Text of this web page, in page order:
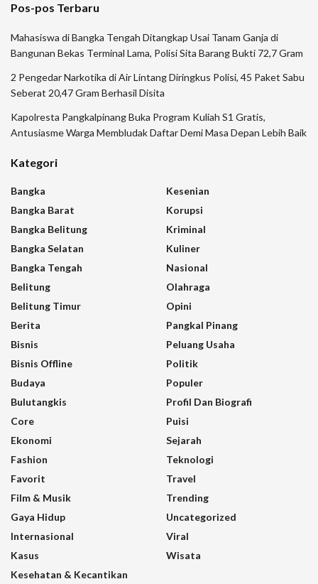
Pos-pos Terbaru
Mahasiswa di Bangka Tengah Ditangkap Usai Tanam Ganja di
Bangunan Bekas Terminal Lama, Polisi Sita Barang Bukti 72,7 Gram
2 Pengedar Narkotika di Air Lintang Diringkus Polisi, 45 Paket Sabu
Seberat 20,47 Gram Berhasil Disita
Kapolresta Pangkalpinang Buka Program Kuliah S1 Gratis,
Antusiasme Warga Membludak Daftar Demi Masa Depan Lebih Baik
Kategori
Bangka
Bangka Barat
Bangka Belitung
Bangka Selatan
Bangka Tengah
Belitung
Belitung Timur
Berita
Bisnis
Bisnis Offline
Budaya
Bulutangkis
Core
Ekonomi
Fashion
Favorit
Film & Musik
Gaya Hidup
Internasional
Kasus
Kesehatan & Kecantikan
Kesenian
Korupsi
Kriminal
Kuliner
Nasional
Olahraga
Opini
Pangkal Pinang
Peluang Usaha
Politik
Populer
Profil Dan Biografi
Puisi
Sejarah
Teknologi
Travel
Trending
Uncategorized
Viral
Wisata